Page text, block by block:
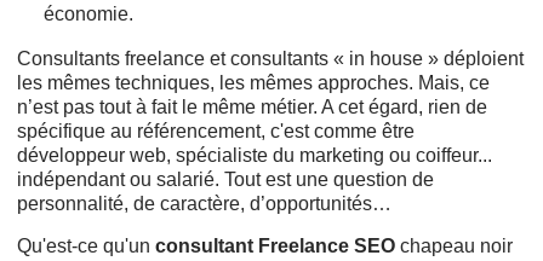
économie.
Consultants freelance et consultants « in house » déploient
les mêmes techniques, les mêmes approches. Mais, ce
n’est pas tout à fait le même métier. A cet égard, rien de
spécifique au référencement, c'est comme être
développeur web, spécialiste du marketing ou coiffeur...
indépendant ou salarié. Tout est une question de
personnalité, de caractère, d’opportunités…
Qu'est-ce qu'unconsultant Freelance SEOchapeau noir